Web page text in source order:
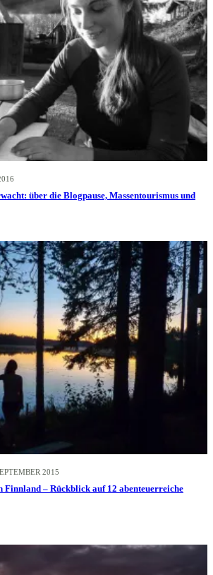
über die Blogpause, Massentourismus und
2015
Finnland – Rückblick auf 12 abenteuerreiche